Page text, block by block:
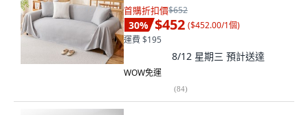
首購折扣價$652
30% $452 ($452.00/1個)
運費 $195
8/12 星期三 預計送達
WOW免運
(84)